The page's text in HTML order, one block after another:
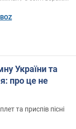
України та
про це не
та приспів пісні